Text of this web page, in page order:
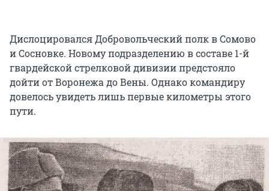
Дислоцировался Добровольческий полк в Сомово
и Сосновке. Новому подразделению в составе 1-й
гвардейской стрелковой дивизии предстояло
дойти от Воронежа до Вены. Однако командиру
довелось увидеть лишь первые километры этого
пути.